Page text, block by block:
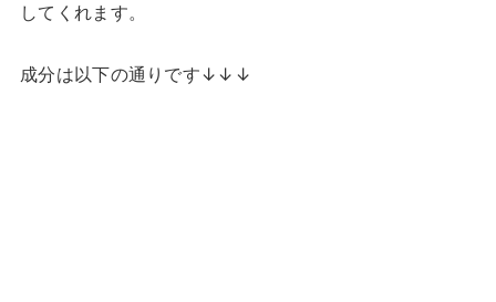
してくれます。
成分は以下の通りです↓↓↓